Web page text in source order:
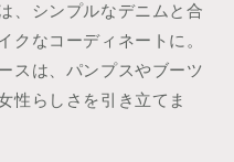
、シンプルなデニムと合
クなコーディネートに。
スは、パンプスやブーツ
性らしさを引き立てま